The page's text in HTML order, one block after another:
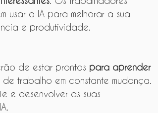
usar a IA para melhorar a sua
e produtividade.
de estar prontos para aprender
trabalho em constante mudança.
e desenvolver as suas